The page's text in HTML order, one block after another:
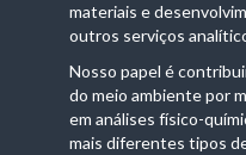
materiais e
outros serviços
Nosso papel é
do meio ambiente por
em análises físico-
mais diferentes tipos